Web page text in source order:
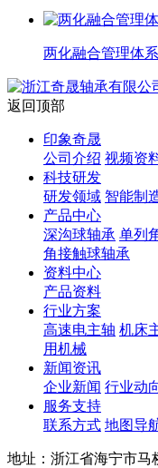
两化融合管理体
返回顶部
印象奇晟
公司介绍 视频资
科技研发
研发领域 智能制
产品中心
深沟球轴承 单列
角接触球轴承
资料中心
产品资料
行业方案
高速电主轴 机床
用机械
新闻资讯
企业新闻 行业动
服务支持
联系方式 地图导
地址：浙江省海宁市马